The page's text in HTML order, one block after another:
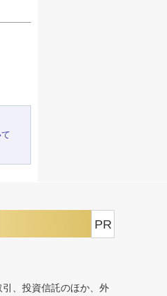
PR
、投資信託のほか、外